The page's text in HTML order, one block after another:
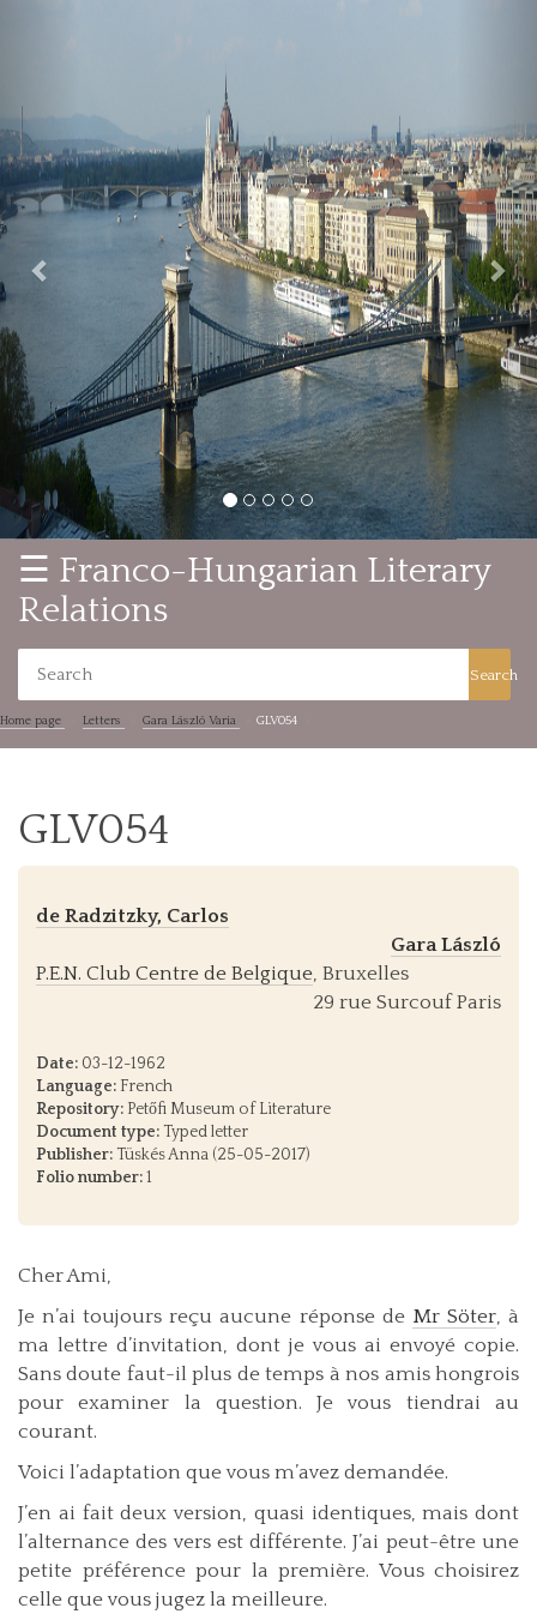
☰ Franco-Hungarian Literary
Relations
Search
Home page Letters Gara László Varia GLV054
GLV054
de Radzitzky, Carlos
Gara László
P.E.N. Club Centre de Belgique, Bruxelles
29 rue Surcouf Paris
Date: 03-12-1962
Language: French
Repository: Petőfi Museum of Literature
Document type: Typed letter
Publisher: Tüskés Anna (25-05-2017)
Folio number:1
Cher Ami,
Je n’ai toujours reçu aucune réponse de Mr Söter, à
ma lettre d’invitation, dont je vous ai envoyé copie.
Sans doute faut-il plus de temps à nos amis hongrois
pour examiner la question. Je vous tiendrai au
courant.
Voici l’adaptation que vous m’avez demandée.
J’en ai fait deux version, quasi identiques, mais dont
l’alternance des vers est différente. J’ai peut-être une
petite préférence pour la première. Vous choisirez
celle que vous jugez la meilleure.